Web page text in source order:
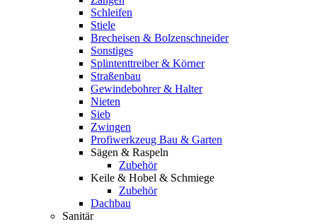
Schleifen
Stiele
Brecheisen & Bolzenschneider
Sonstiges
Splintenttreiber & Körner
Straßenbau
Gewindebohrer & Halter
Nieten
Sieb
Zwingen
Profiwerkzeug Bau & Garten
Sägen & Raspeln
Zubehör
Keile & Hobel & Schmiege
Zubehör
Dachbau
Sanitär